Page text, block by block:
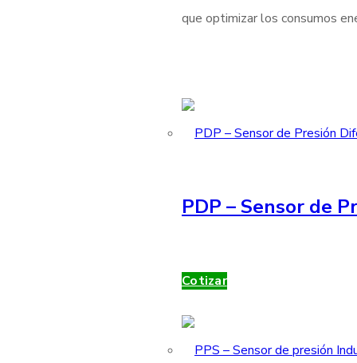
que optimizar los consumos
PDP – Sensor de
Cotizar